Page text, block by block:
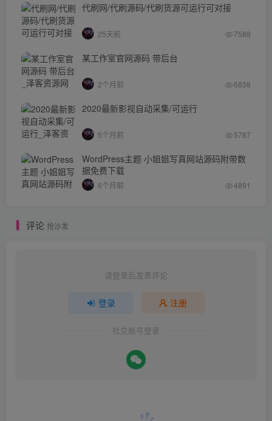
代刷网/代刷源码/代刷货源可运行可对接
25天前 7588
某工作室官网源码 带后台
2个月前 6838
2020最新影视自动采集/可运行
5个月前 5787
WordPress主题 小姐姐写真网站源码附带数
据免费下载
6个月前 4891
评论 抢沙发
请登录后发表评论
登录 注册
社交账号登录